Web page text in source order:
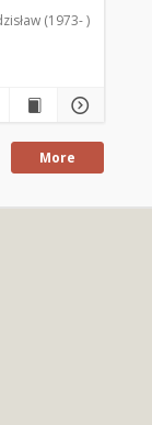
(1973- )
More